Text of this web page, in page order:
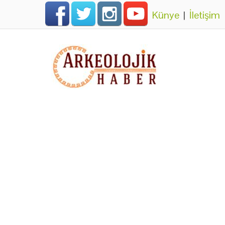
Künye | İletişim